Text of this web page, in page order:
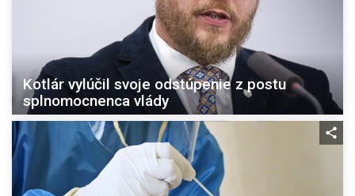
Kotlár vylúčil svoje odstúpenie z postu
splnomocnenca vlády